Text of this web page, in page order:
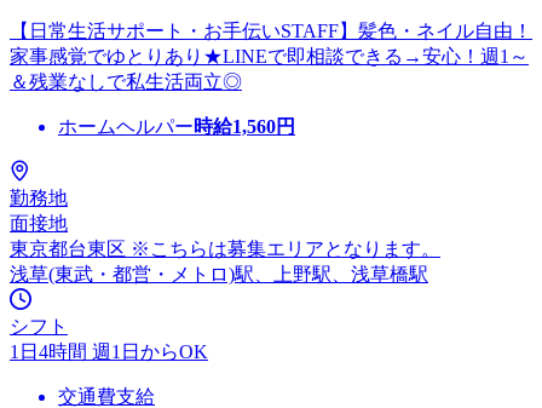
【日常生活サポート・お手伝いSTAFF】髪色・ネイル自由！
家事感覚でゆとりあり★LINEで即相談できる→安心！週1～
＆残業なしで私生活両立◎
ホームヘルパー時給1,560円
勤務地
面接地
東京都台東区 ※こちらは募集エリアとなります。
浅草(東武・都営・メトロ)駅、上野駅、浅草橋駅
シフト
1日4時間 週1日からOK
交通費支給